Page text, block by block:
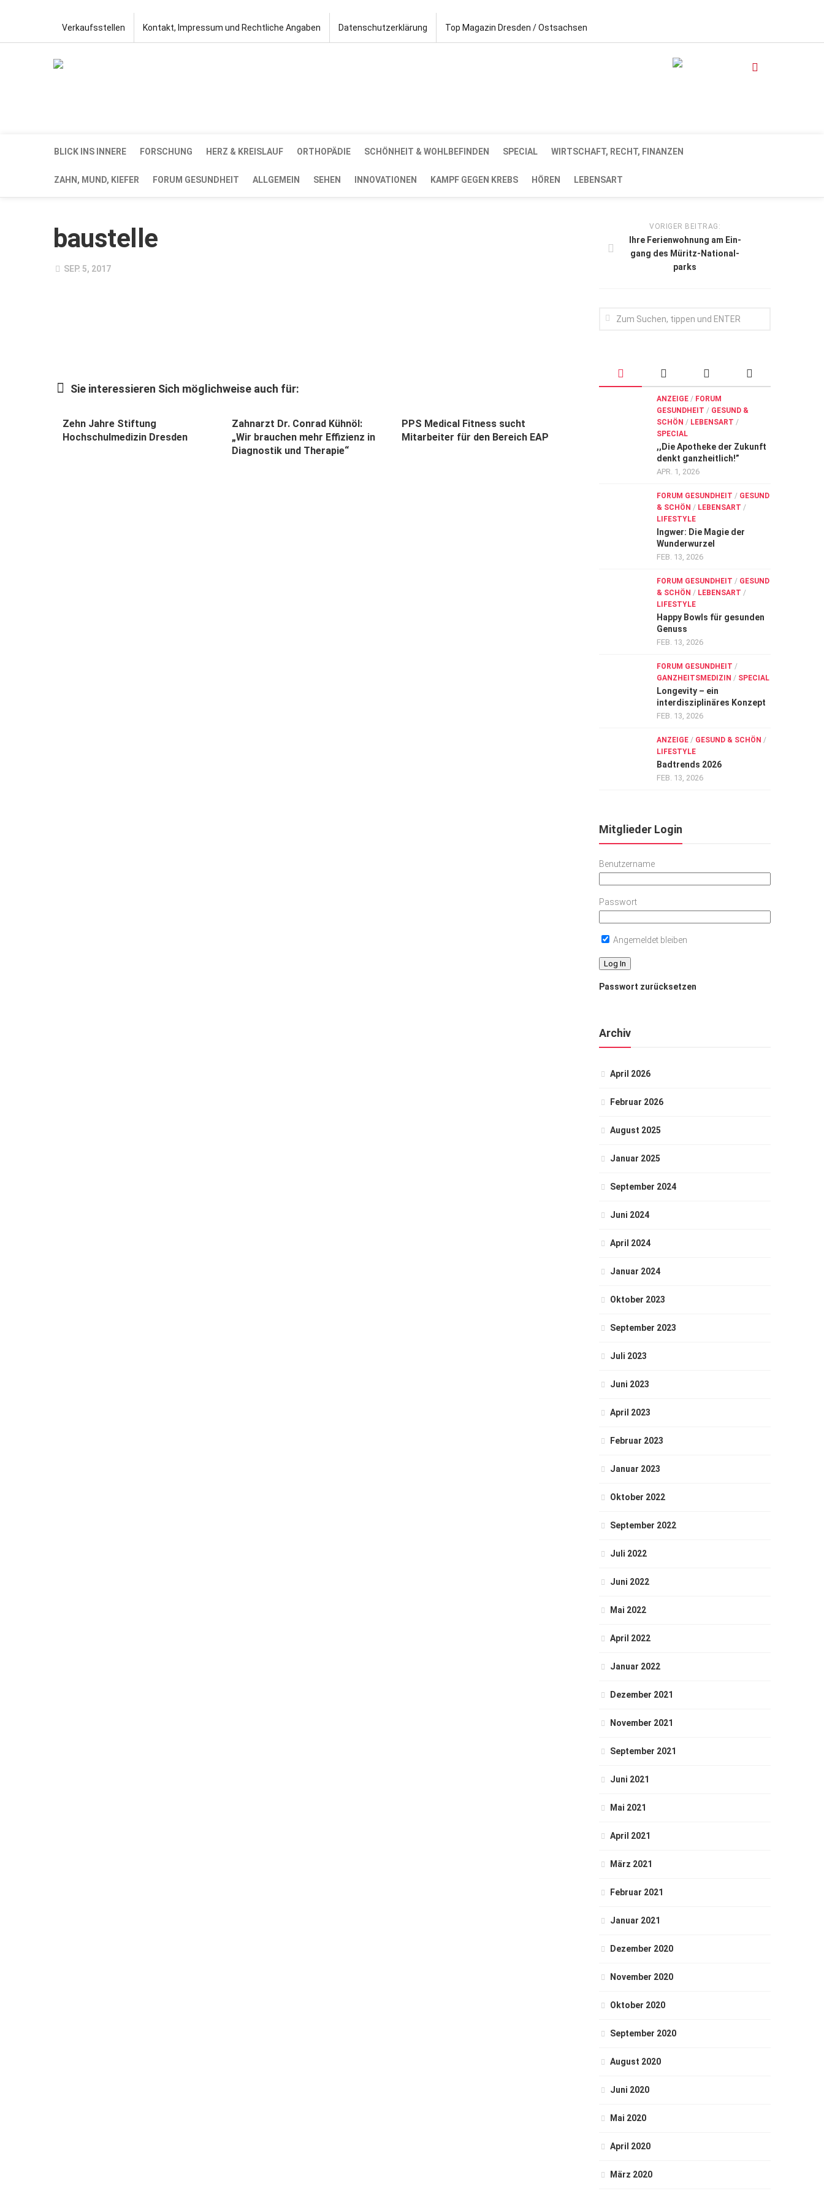
Verkaufsstellen Kontakt, Impressum und Rechtliche Angaben Datenschutzerklärung Top Magazin Dresden / Ostsachsen
BLICK INS INNERE FORSCHUNG HERZ & KREISLAUF ORTHOPÄDIE SCHÖNHEIT & WOHLBEFINDEN SPECIAL WIRTSCHAFT, RECHT, FINANZEN
ZAHN, MUND, KIEFER FORUM GESUNDHEIT ALLGEMEIN SEHEN INNOVATIONEN KAMPF GEGEN KREBS HÖREN LEBENSART
baustelle
SEP. 5, 2017
Sie interessieren Sich möglichweise auch für:
Zehn Jahre Stiftung
Hochschulmedizin Dresden
Zahnarzt Dr. Conrad Kühnöl:
„Wir brauchen mehr Effizienz in
Diagnostik und Therapie“
PPS Medical Fitness sucht
Mitarbeiter für den Bereich EAP
VORIGER BEITRAG:
Ihre Ferien­wohnung am Ein­
gang des Müritz-Natio­nal­­
parks
ANZEIGE / FORUM
GESUNDHEIT / GESUND &
SCHÖN / LEBENSART /
SPECIAL
,,Die Apotheke der Zukunft
denkt ganzheitlich!”
APR. 1, 2026
FORUM GESUNDHEIT / GESUND
& SCHÖN / LEBENSART /
LIFESTYLE
Ingwer: Die Magie der
Wunderwurzel
FEB. 13, 2026
FORUM GESUNDHEIT / GESUND
& SCHÖN / LEBENSART /
LIFESTYLE
Happy Bowls für gesunden
Genuss
FEB. 13, 2026
FORUM GESUNDHEIT /
GANZHEITSMEDIZIN / SPECIAL
Longevity – ein
interdisziplinäres Konzept
FEB. 13, 2026
ANZEIGE / GESUND & SCHÖN /
LIFESTYLE
Badtrends 2026
FEB. 13, 2026
Mitglieder Login
Benutzername
Passwort
Angemeldet bleiben
Passwort zurücksetzen
Archiv
April 2026
Februar 2026
August 2025
Januar 2025
September 2024
Juni 2024
April 2024
Januar 2024
Oktober 2023
September 2023
Juli 2023
Juni 2023
April 2023
Februar 2023
Januar 2023
Oktober 2022
September 2022
Juli 2022
Juni 2022
Mai 2022
April 2022
Januar 2022
Dezember 2021
November 2021
September 2021
Juni 2021
Mai 2021
April 2021
März 2021
Februar 2021
Januar 2021
Dezember 2020
November 2020
Oktober 2020
September 2020
August 2020
Juni 2020
Mai 2020
April 2020
März 2020